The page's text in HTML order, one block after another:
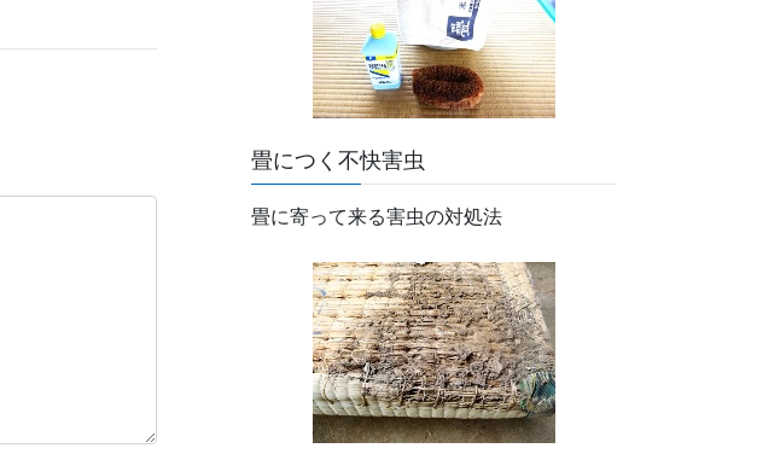
畳につく不快害虫
畳に寄って来る害虫の対処法